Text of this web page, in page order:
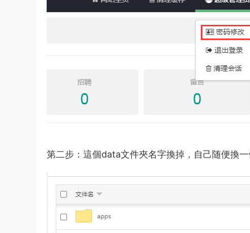
第二步：這個data文件夾名字換掉，自己随便換一